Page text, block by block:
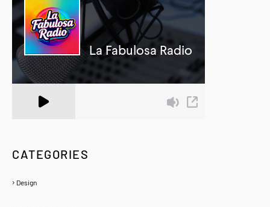
CATEGORIES
Design